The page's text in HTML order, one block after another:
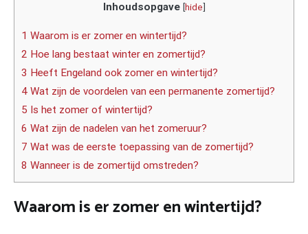
Inhoudsopgave [hide]
1 Waarom is er zomer en wintertijd?
2 Hoe lang bestaat winter en zomertijd?
3 Heeft Engeland ook zomer en wintertijd?
4 Wat zijn de voordelen van een permanente zomertijd?
5 Is het zomer of wintertijd?
6 Wat zijn de nadelen van het zomeruur?
7 Wat was de eerste toepassing van de zomertijd?
8 Wanneer is de zomertijd omstreden?
Waarom is er zomer en wintertijd?